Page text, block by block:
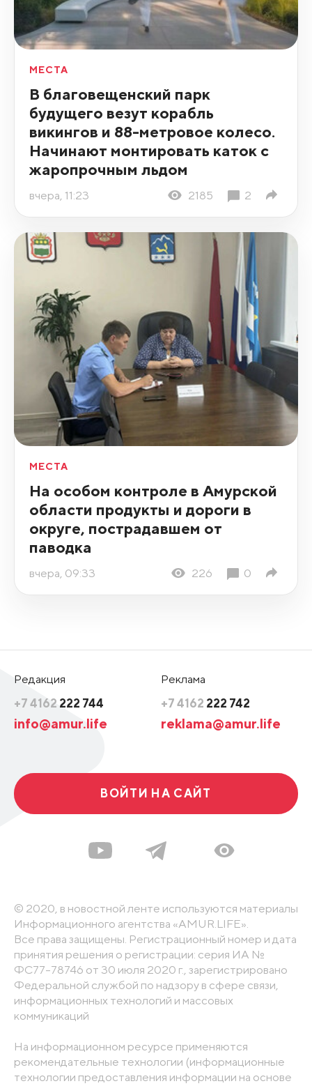
МЕСТА
В благовещенский парк
будущего везут корабль
викингов и 88-метровое колесо.
Начинают монтировать каток с
жаропрочным льдом
вчера, 11:23 2185 2
МЕСТА
На особом контроле в Амурской
области продукты и дороги в
округе, пострадавшем от
паводка
вчера, 09:33 226 0
Редакция
+7 4162 222 744
info@amur.life
Реклама
+7 4162 222 742
reklama@amur.life
ВОЙТИ НА САЙТ
© 2020, в новостной ленте используются материалы
Информационного агентства «AMUR.LIFE».
Все права защищены. Регистрационный номер и дата
принятия решения о регистрации: серия ИА №
ФС77-78746 от 30 июля 2020 г., зарегистрировано
Федеральной службой по надзору в сфере связи,
информационных технологий и массовых
коммуникаций
На информационном ресурсе применяются
рекомендательные технологии (информационные
технологии предоставления информации на основе